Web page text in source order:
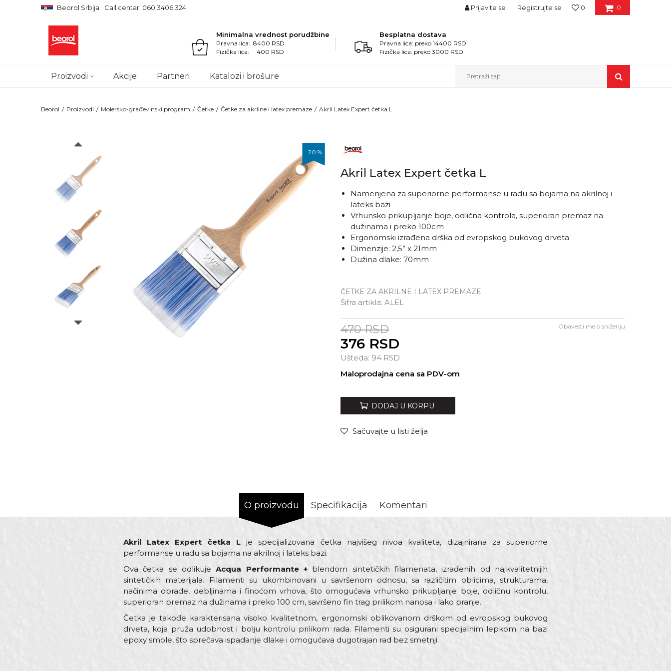
Beorol Srbija Call centar: 060 3406 324 0
0
Prijavite se Registrujte se
Minimalna vrednost porudžbine
Pravna lica: 8400 RSD
Fizička lica: 400 RSD
Besplatna dostava
Pravna lica: preko 14400 RSD
Fizička lica: preko 3000 RSD
Proizvodi Akcije Partneri Katalozi i brošure Pretraži sajt
Beorol Proizvodi Molersko-građevinski program Četke Četke za akrilne i latex premaze Akril Latex Expert četka L
20 %
Akril Latex Expert četka L
ČETKE ZA AKRILNE I LATEX PREMAZE
Šifra artikla: ALEL
Namenjena za superiorne performanse u radu sa bojama na akrilnoj i
lateks bazi
Vrhunsko prikupljanje boje, odlična kontrola, superioran premaz na
dužinama i preko 100cm
Ergonomski izrađena drška od evropskog bukovog drveta
Dimenzije: 2,5” x 21mm
Dužina dlake: 70mm
470 RSD
376 RSD
Ušteda: 94 RSD
Maloprodajna cena sa PDV-om
Obavesti me o sniženju
DODAJ U KORPU
Sačuvajte u listi želja
O proizvodu Specifikacija Komentari
Akril Latex Expert četka Lje specijalizovana četka najvišeg nivoa kvaliteta, dizajnirana za superiorne
performanse u radu sa bojama na akrilnoj i lateks bazi.
Ova četka se odlikujeAcqua Performante + blendom sintetičkih filamenata, izrađenih od najkvalitetnijih
sintetičkih materijala. Filamenti su ukombinovani u savršenom odnosu, sa različitim oblicima, strukturama,
načinima obrade, debljinama i finoćom vrhova, što omogućava vrhunsko prikupljanje boje, odličnu kontrolu,
superioran premaz na dužinama i preko 100 cm, savršeno fin trag prilikom nanosa i lako pranje.
Četka je takođe karakterisana visoko kvalitetnom, ergonomski oblikovanom drškom od evropskog bukovog
drveta, koja pruža udobnost i bolju kontrolu prilikom rada. Filamenti su osigurani specijalnim lepkom na bazi
epoxy smole, što sprečava ispadanje dlake i omogućava dugotrajan rad bez smetnji.